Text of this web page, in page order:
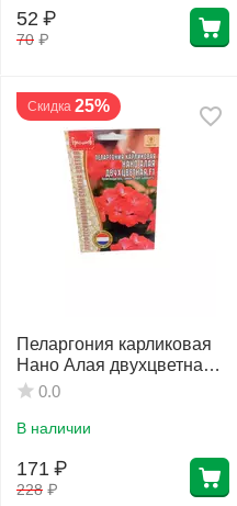
70 ₽
52 ₽
Скидка 25%
Пеларгония карликовая
Нано Алая двухцветная
F1 3 шт РЕДКИЕ
0.0
В наличии
228 ₽
171 ₽